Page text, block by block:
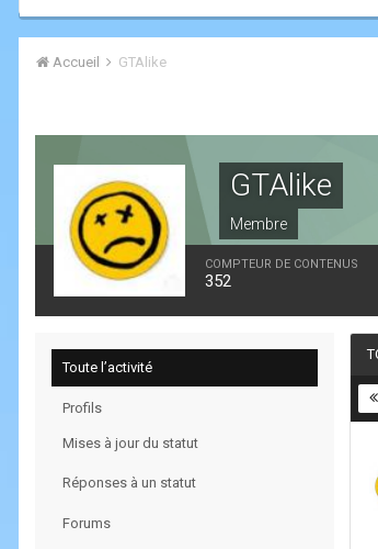
Accueil GTAlike
GTAlike
Membre
COMPTEUR DE CONTENUS
352
Toute l’activité
Profils
Mises à jour du statut
Réponses à un statut
Forums